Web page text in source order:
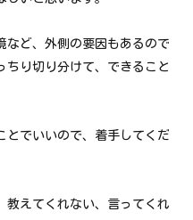
など、外側の要因もあるので
ちり切り分けて、できること
とでいいので、着手してくだ
教えてくれない、言ってくれ